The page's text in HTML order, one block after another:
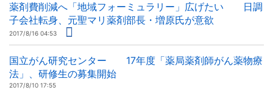
薬剤費削減へ「地域フォーミュラリー」広げたい 日調
子会社転身、元聖マリ薬剤部長・増原氏が意欲
2017/8/16 04:53
国立がん研究センター 17年度「薬局薬剤師がん薬物療
法」、研修生の募集開始
2017/8/10 17:55